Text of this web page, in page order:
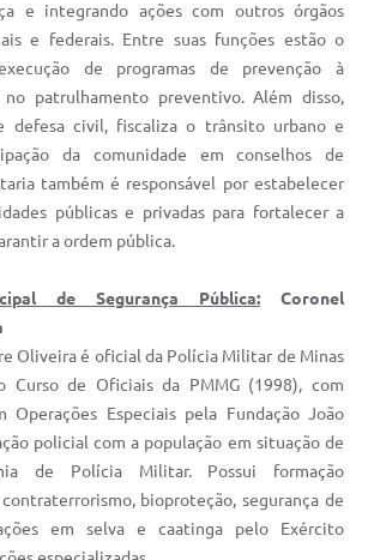
e integrando ações com outros órgãos
e federais. Entre suas funções estão o
de programas de prevenção à
patrulhamento preventivo. Além disso,
defesa civil, fiscaliza o trânsito urbano e
da comunidade em conselhos de
também é responsável por estabelecer
públicas e privadas para fortalecer a
a ordem pública.
de Segurança Pública: Coronel
Oliveira é oficial da Polícia Militar de Minas
Curso de Oficiais da PMMG (1998), com
Operações Especiais pela Fundação João
policial com a população em situação de
de Polícia Militar. Possui formação
bioproteção, segurança de
em selva e caatinga pelo Exército